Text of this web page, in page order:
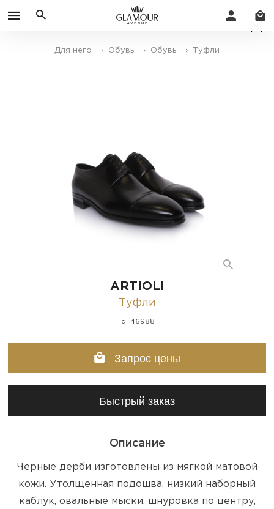
Для него › Обувь › Обувь › Туфли
ARTIOLI
Туфли
id: 46988
Запрос цены
Быстрый заказ
Описание
Черные дерби изготовлены из мягкой матовой
кожи. Утолщенная подошва, низкий наборный
каблук, овальные мыски, шнуровка по центру,